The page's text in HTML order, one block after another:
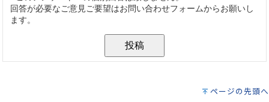
ページの先頭へ